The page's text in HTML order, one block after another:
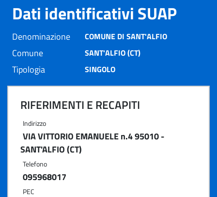
Dati identificativi SUAP
Denominazione COMUNE DI SANT'ALFIO
Comune SANT'ALFIO (CT)
Tipologia SINGOLO
RIFERIMENTI E RECAPITI
Indirizzo
VIA VITTORIO EMANUELE n.4 95010 -
SANT'ALFIO (CT)
Telefono
095968017
PEC